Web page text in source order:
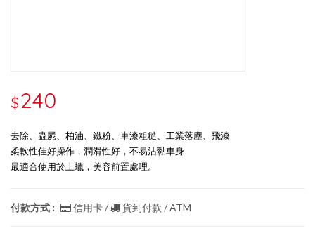
$240
去除、蟲屍、柏油、鐵粉、車漆粗糙、工業落塵、飛漆
柔軟性佳好操作，潤滑性好，不易沾黏車身
最適合使用於上蠟，美容前置處理。
付款方式 : 信用卡 / 貨到付款 / ATM